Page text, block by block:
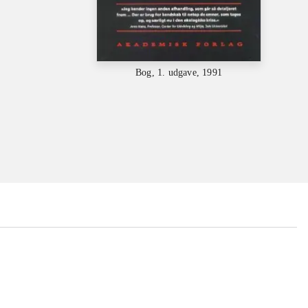
Bog, 1. udgave, 1991